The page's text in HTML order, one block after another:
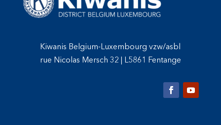
Kiwanis Belgium-Luxembourg vzw/asbl
rue Nicolas Mersch 32
L5861 Fentange